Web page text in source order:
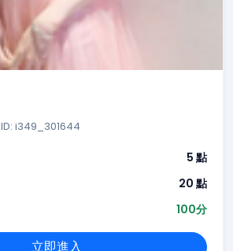
ID: i349_301644
5 點
20 點
100分
立即進入